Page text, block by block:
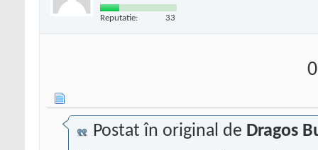
Reputatie: 33
Postat în original de Dragos